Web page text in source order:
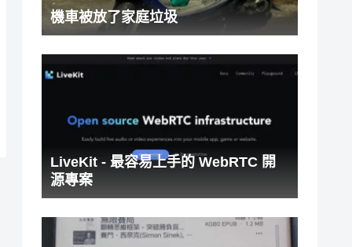
機車被放了家庭垃圾
LiveKit - 最容易上手的 WebRTC 開
源專案